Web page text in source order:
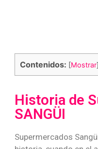
Contenidos: [Mostrar]
Historia de
SANGÜI
Supermercados